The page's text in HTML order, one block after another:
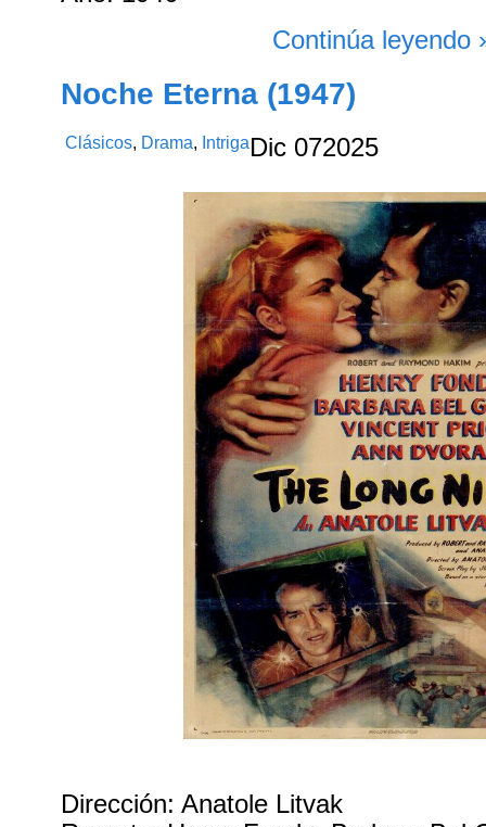
Continúa leyendo
Noche Eterna (1947)
Clásicos, Drama, Intriga Dic 072025
Dirección: Anatole Litvak